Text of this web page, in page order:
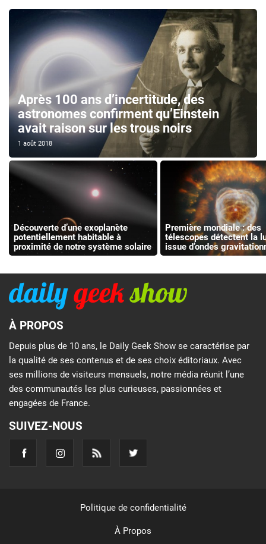
Après 100 ans d’incertitude, des
astronomes confirment qu’Einstein
avait raison sur les trous noirs
1 août 2018
Découverte d’une exoplanète
potentiellement habitable à
proximité de notre système solaire
Première mondiale : des
télescopes détectent la
issue d’ondes
À PROPOS
Depuis plus de 10 ans, le Daily Geek Show se caractérise par
la qualité de ses contenus et de ses choix éditoriaux. Avec
ses millions de visiteurs mensuels, notre média réunit l’une
des communautés les plus curieuses, passionnées et
engagées de France.
SUIVEZ-NOUS
Politique de confidentialité
À Propos